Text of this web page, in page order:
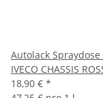
Autolack
IVECO CHASSIS
18,90 € *